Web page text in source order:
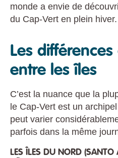
monde a envie de
du Cap-Vert en plein hiver.
Les
entre les îles
C’est la nuance que la
le Cap-Vert est un
peut varier
parfois dans la même
LES ÎLES DU NORD (SANTO